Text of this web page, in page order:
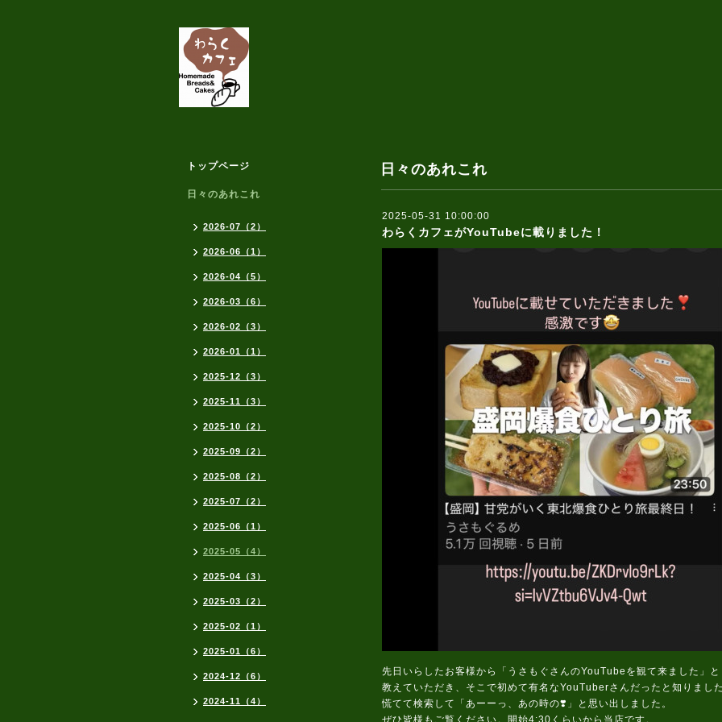
日々のあれこれ
2025-05-31 10:00:00
わらくカフェがYouTubeに載りました！
先日いらしたお客様から「うさもぐさんのYouTubeを観て来ました」と
教えていただき、そこで初めて有名なYouTuberさんだったと知りまし
慌てて検索して「あーーっ、あの時の❣️」と思い出しました。
ぜひ皆様もご覧ください。開始4:30くらいから当店です。
トップページ
日々のあれこれ
2026-07（2）
2026-06（1）
2026-04（5）
2026-03（6）
2026-02（3）
2026-01（1）
2025-12（3）
2025-11（3）
2025-10（2）
2025-09（2）
2025-08（2）
2025-07（2）
2025-06（1）
2025-05（4）
2025-04（3）
2025-03（2）
2025-02（1）
2025-01（6）
2024-12（6）
2024-11（4）